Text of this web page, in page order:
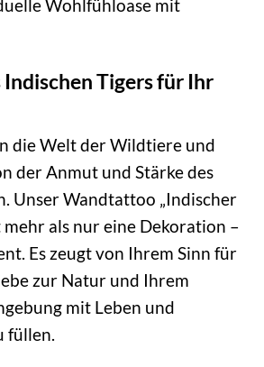
Wohlfühloase mit
Indischen Tigers für Ihr
die Welt der Wildtiere und
der Anmut und Stärke des
Unser Wandtattoo „Indischer
mehr als nur eine Dekoration –
Es zeugt von Ihrem Sinn für
zur Natur und Ihrem
mit Leben und
füllen.